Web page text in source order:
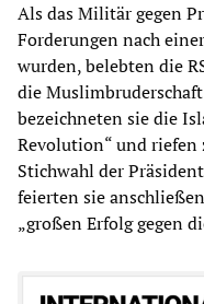
Als das Militär gegen
Forderungen nach
wurden, belebten die
die
bezeichneten sie die
Revolution“ und
Stichwahl der
feierten sie
„großen Erfolg gegen